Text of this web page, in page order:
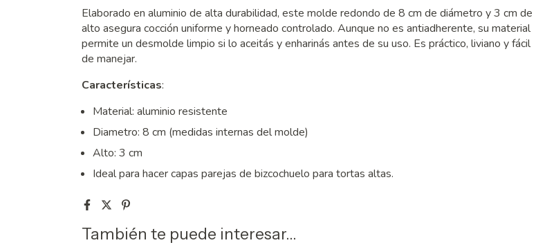
Elaborado en aluminio de alta durabilidad, este molde redondo de 8 cm de diámetro y 3 cm de
alto asegura cocción uniforme y horneado controlado. Aunque no es antiadherente, su material
permite un desmolde limpio si lo aceitás y enharinás antes de su uso. Es práctico, liviano y fácil
de manejar.
Características:
Material: aluminio resistente
Diametro: 8 cm (medidas internas del molde)
Alto: 3 cm
Ideal para hacer capas parejas de bizcochuelo para tortas altas.
También te puede interesar...